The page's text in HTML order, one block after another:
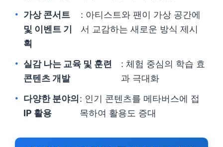
가상 콘서트
및 이벤트 기
획
: 아티스트와 팬이 가상 공간에
서 교감하는 새로운 방식 제시
실감 나는 교육 및 훈련
콘텐츠 개발
: 체험 중심의 학습 효
과 극대화
다양한 분야의
IP 활용
: 인기 콘텐츠를 메타버스에 접
목하여 활용도 증대